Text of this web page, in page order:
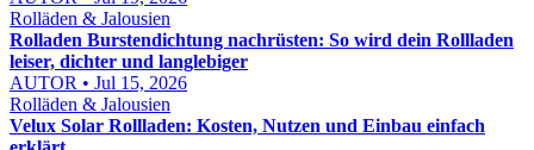
Rolläden & Jalousien
Rolladen Burstendichtung nachrüsten: So wird dein Rollladen
leiser, dichter und langlebiger
AUTOR • Jul 15, 2026
Rolläden & Jalousien
Velux Solar Rollladen: Kosten, Nutzen und Einbau einfach